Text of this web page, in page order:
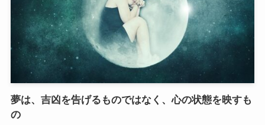
夢は、吉凶を告げるものではなく、心の状態を映すも
の